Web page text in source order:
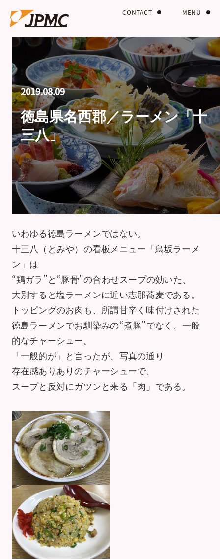
MENU
CONTACT
2019.08.09
徳島県名西郡／ラーメン「十
三八」
いわゆる徳島ラーメンではない。
十三八（とみや）の看板メニュー「鳥坂ラーメ
ン」は
“鶏ガラ”と“豚骨”の合わせスープの効いた、
大別すると塩ラーメンに近い志那蕎麦である。
トッピングのお肉も、所謂甘辛く味付けされた
徳島ラーメンでお馴染みの“煮豚”でなく、一般
的なチャーシュー。
「一般的が」と言ったが、写真の通り
存在感ありありのチャーシューで、
スープと反対にガツンと来る「肉」である。